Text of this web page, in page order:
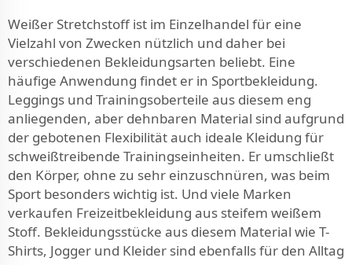
Weißer Stretchstoff ist im Einzelhandel für eine
Vielzahl von Zwecken nützlich und daher bei
verschiedenen Bekleidungsarten beliebt. Eine
häufige Anwendung findet er in Sportbekleidung.
Leggings und Trainingsoberteile aus diesem eng
anliegenden, aber dehnbaren Material sind aufgrund
der gebotenen Flexibilität auch ideale Kleidung für
schweißtreibende Trainingseinheiten. Er umschließt
den Körper, ohne zu sehr einzuschnüren, was beim
Sport besonders wichtig ist. Und viele Marken
verkaufen Freizeitbekleidung aus steifem weißem
Stoff. Bekleidungsstücke aus diesem Material wie T-
Shirts, Jogger und Kleider sind ebenfalls für den Alltag